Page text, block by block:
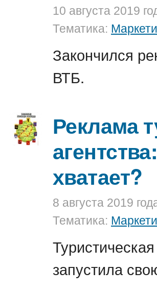
10 августа 2019
Тематика:
Закончился
ВТБ.
Реклама
хватает?
8 августа 2019
Тематика:
запустила